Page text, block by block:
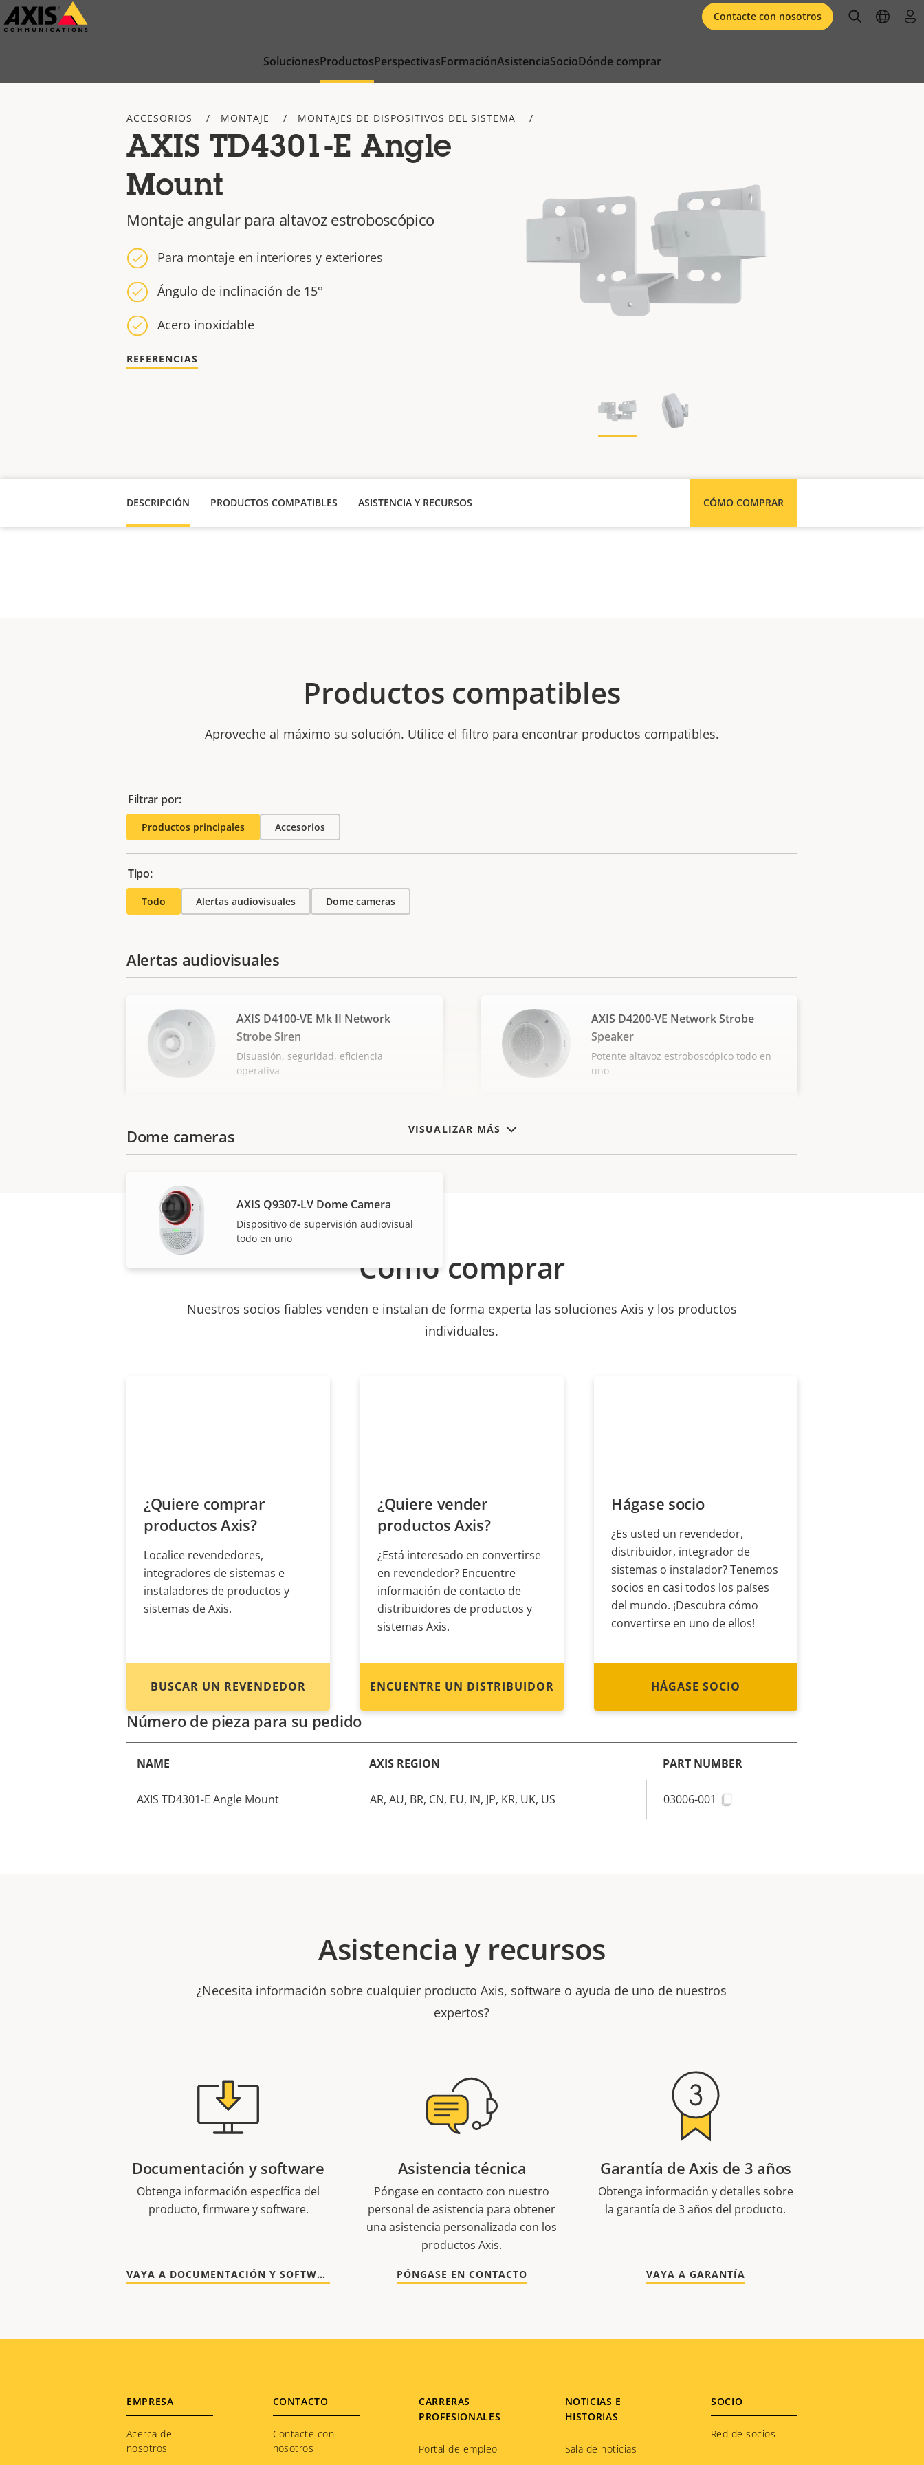
Saltar
al
SolucionesProductosPerspectivasFormaciónAsistenciaSocioDónde comprar
Contacte con nosotros openopen
ACCESORIOS MONTAJE MONTAJES DE DISPOSITIVOS DEL SISTEMA
AXIS TD4301-E Angle
Mount
Montaje angular para altavoz estroboscópico
Para montaje en interiores y exteriores
Ángulo de inclinación de 15°
Acero inoxidable
REFERENCIAS
DESCRIPCIÓN PRODUCTOS COMPATIBLES CÓMO COMPRAR
ASISTENCIA Y RECURSOS
Productos compatibles
Aproveche al máximo su solución. Utilice el filtro para encontrar productos compatibles.
Filtrar por:
Productos principales Accesorios
Tipo:
Todo Alertas audiovisuales Dome cameras
VISUALIZAR MÁS
Alertas audiovisuales
AXIS D4100-VE Mk II Network
Strobe Siren
Disuasión, seguridad, eficiencia
operativa
AXIS D4200-VE Network Strobe
Speaker
Potente altavoz estroboscópico todo en
uno
Dome cameras
AXIS Q9307-LV Dome Camera
Dispositivo de supervisión audiovisual
todo en uno
Cómo comprar
Nuestros socios fiables venden e instalan de forma experta las soluciones Axis y los productos
individuales.
¿Quiere comprar
productos Axis?
Localice revendedores,
integradores de sistemas e
instaladores de productos y
sistemas de Axis.
BUSCAR UN REVENDEDOR
¿Quiere vender
productos Axis?
¿Está interesado en convertirse
en revendedor? Encuentre
información de contacto de
distribuidores de productos y
sistemas Axis.
ENCUENTRE UN DISTRIBUIDOR
Hágase socio
¿Es usted un revendedor,
distribuidor, integrador de
sistemas o instalador? Tenemos
socios en casi todos los países
del mundo. ¡Descubra cómo
convertirse en uno de ellos!
HÁGASE SOCIO
Número de pieza para su pedido
NAME AXIS REGION PART NUMBER
AXIS TD4301-E Angle Mount AR, AU, BR, CN, EU, IN, JP, KR, UK, US 03006-001
Asistencia y recursos
¿Necesita información sobre cualquier producto Axis, software o ayuda de uno de nuestros
expertos?
Documentación y software
Obtenga información específica del
producto, firmware y software.
VAYA A DOCUMENTACIÓN Y SOFTWARE
Asistencia técnica
Póngase en contacto con nuestro
personal de asistencia para obtener
una asistencia personalizada con los
productos Axis.
PÓNGASE EN CONTACTO
Garantía de Axis de 3 años
Obtenga información y detalles sobre
la garantía de 3 años del producto.
VAYA A GARANTÍA
Footer
menu
EMPRESA
Acerca de
nosotros
CONTACTO
Contacte con
nosotros
CARRERAS
PROFESIONALES
Portal de empleo
NOTICIAS E
HISTORIAS
Sala de noticias
SOCIO
Red de socios